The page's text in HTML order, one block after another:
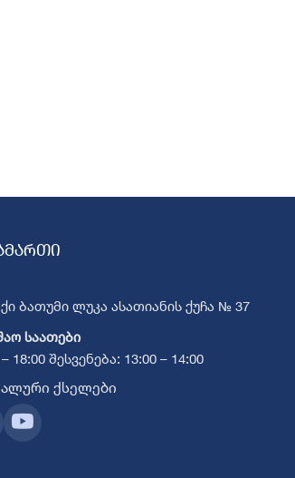
ბათუმი ლუკა ასათიანის ქუჩა № 37
საათები
18:00 შესვენება: 13:00 – 14:00
ქსელები